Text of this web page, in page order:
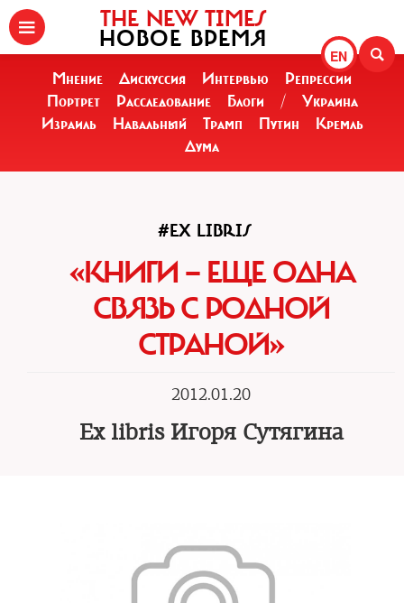
EN
THE NEW TIMES
НОВОЕ ВРЕМЯ
Мнение Дискуссия Интервью
Репрессии
Портрет
Расследование Блоги /
Украина
Израиль
Навальный Трамп Путин
Кремль
Дума
#EX LIBRIS
«КНИГИ — ЕЩЕ ОДНА
СВЯЗЬ С РОДНОЙ
СТРАНОЙ»
2012.01.20
Ex libris Игоря Сутягина